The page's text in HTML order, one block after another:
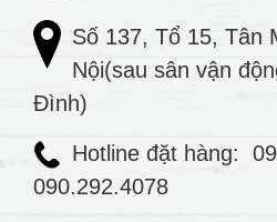
Số 137, Tổ 15, Tân
Nội(sau sân vận
Đình)
Hotline đặt hàng:
090.292.4078